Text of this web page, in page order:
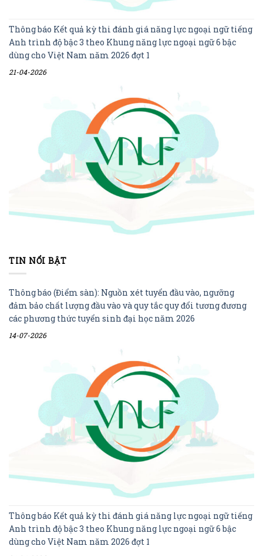
Thông báo Kết quả kỳ thi đánh giá năng lực ngoại ngữ tiếng
Anh trình độ bậc 3 theo Khung năng lực ngoại ngữ 6 bậc
dùng cho Việt Nam năm 2026 đợt 1
21-04-2026
TIN NỔI BẬT
Thông báo (Điểm sàn): Nguồn xét tuyển đầu vào, ngưỡng
đảm bảo chất lượng đầu vào và quy tắc quy đổi tương đương
các phương thức tuyển sinh đại học năm 2026
14-07-2026
Thông báo Kết quả kỳ thi đánh giá năng lực ngoại ngữ tiếng
Anh trình độ bậc 3 theo Khung năng lực ngoại ngữ 6 bậc
dùng cho Việt Nam năm 2026 đợt 1